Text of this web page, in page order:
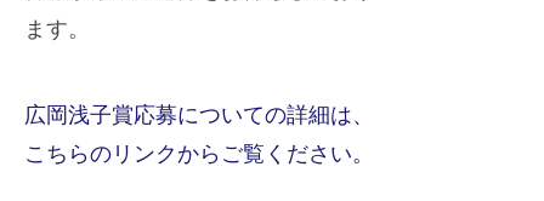
ます。
広岡浅子賞応募についての詳細は、
こちらのリンクからご覧ください。